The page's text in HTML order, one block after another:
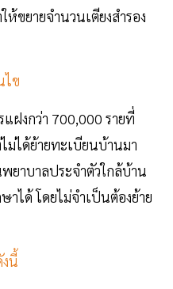
ขยายจำนวนเตียงสำรอง
ข
ฝงกว่า 700,000 รายที่
ม่ได้ย้ายทะเบียนบ้านมา
ยาบาลประจำตัวใกล้บ้าน
ได้ โดยไม่จำเป็นต้องย้าย
นี้